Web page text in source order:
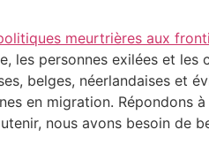
meurtrières aux
les personnes exilées et les
belges, néerlandaises et
en migration. Répondons
nous avons besoin de